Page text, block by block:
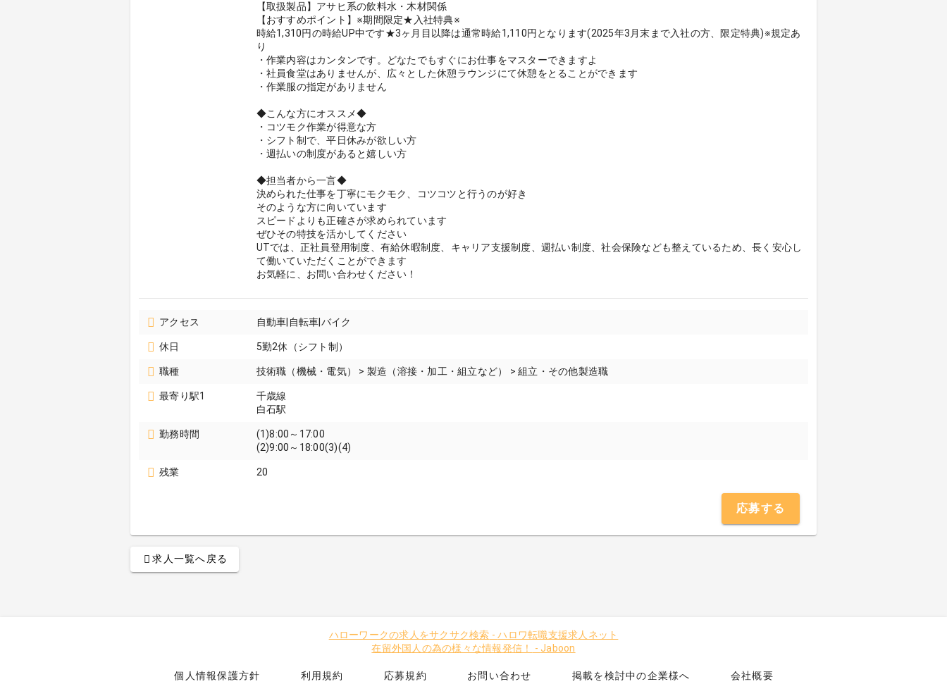
【取扱製品】アサヒ系の飲料水・木材関係
【おすすめポイント】※期間限定★入社特典※
時給1,310円の時給UP中です★3ヶ月目以降は通常時給1,110円となります(2025年3月末まで入社の方、限定特典)※規定あ
り
・作業内容はカンタンです。どなたでもすぐにお仕事をマスターできますよ
・社員食堂はありませんが、広々とした休憩ラウンジにて休憩をとることができます
・作業服の指定がありません
◆こんな方にオススメ◆
・コツモク作業が得意な方
・シフト制で、平日休みが欲しい方
・週払いの制度があると嬉しい方
◆担当者から一言◆
決められた仕事を丁寧にモクモク、コツコツと行うのが好き
そのような方に向いています
スピードよりも正確さが求められています
ぜひその特技を活かしてください
UTでは、正社員登用制度、有給休暇制度、キャリア支援制度、週払い制度、社会保険なども整えているため、長く安心し
て働いていただくことができます
お気軽に、お問い合わせください！
アクセス 自動車|自転車|バイク
休日 5勤2休（シフト制）
職種 技術職（機械・電気） > 製造（溶接・加工・組立など） > 組立・その他製造職
最寄り駅1
千歳線
白石駅
勤務時間
(1)8:00～17:00
(2)9:00～18:00(3)(4)
残業 20
応募する
求人一覧へ戻る
ハローワークの求人をサクサク検索 -ハロワ転職支援求人ネット
在留外国人の為の様々な情報発信！
- Jaboon
個人情報保護方針 利用規約 応募規約 お問い合わせ 掲載を検討中の企業様へ 会社概要